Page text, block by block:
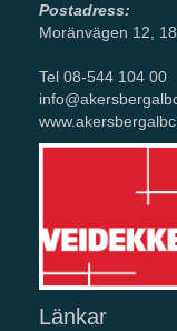
Postadress:
Moränvägen 12,
Tel 08-544 104 00
Länkar